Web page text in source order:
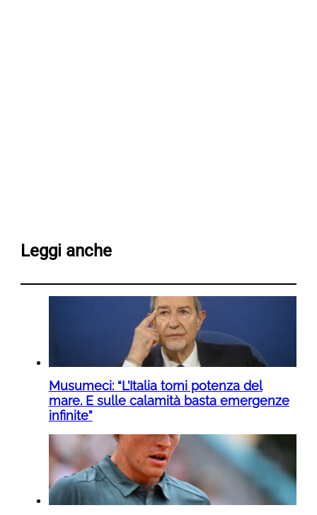
Leggi anche
Musumeci: “L’Italia torni potenza del
mare. E sulle calamità basta emergenze
infinite”